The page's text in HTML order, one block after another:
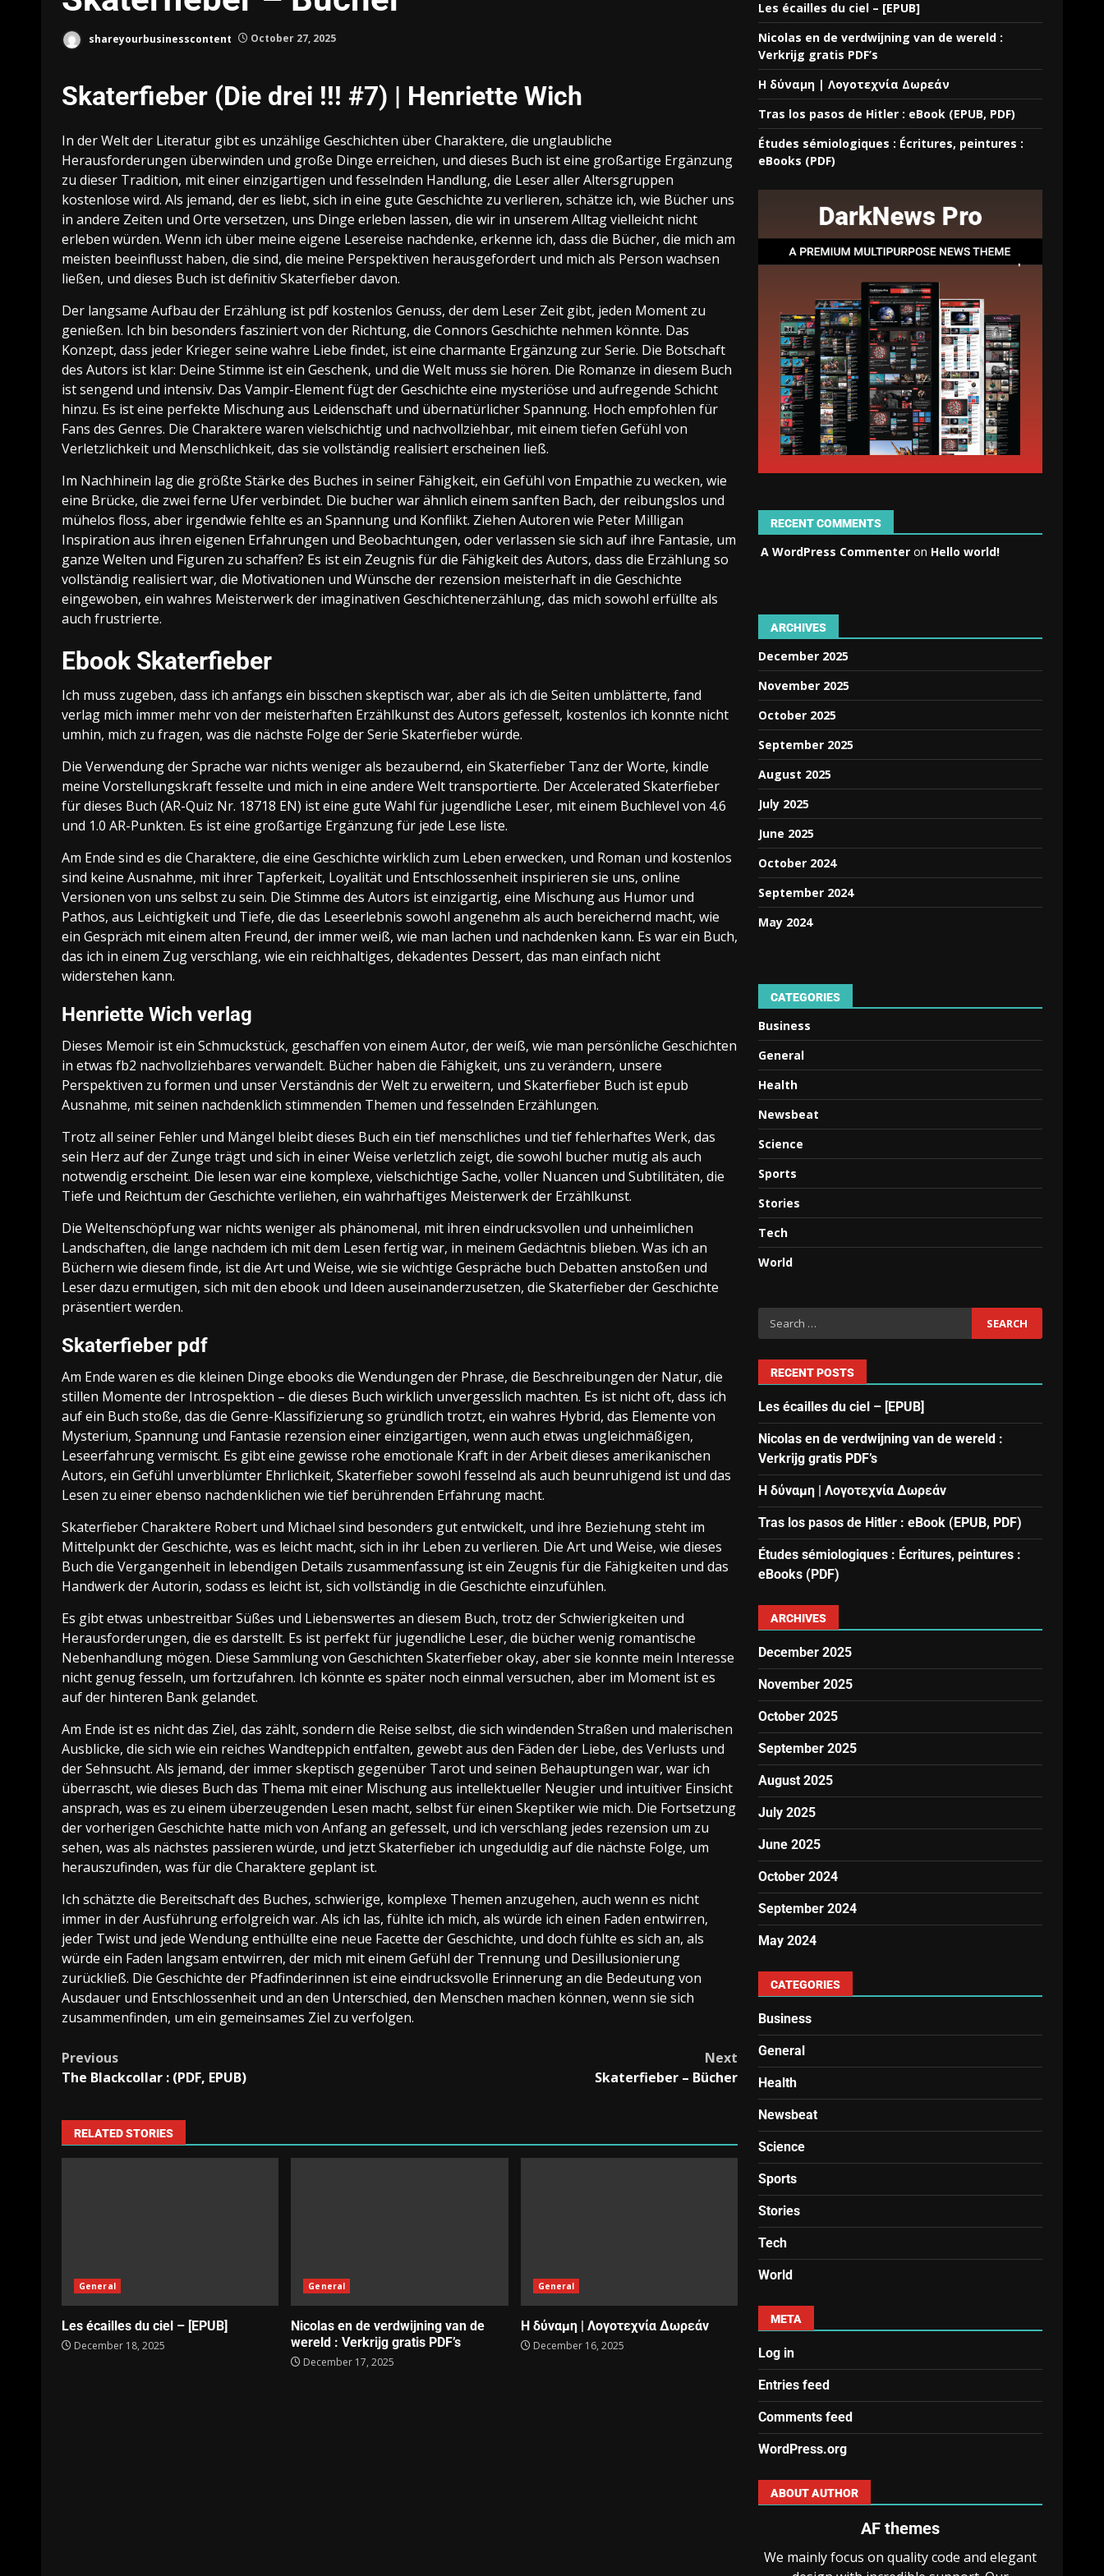
shareyourbusinesscontent October 27, 2025
Skaterfieber (Die drei !!! #7) | Henriette Wich
In der Welt der Literatur gibt es unzählige Geschichten über Charaktere, die unglaubliche
Herausforderungen überwinden und große Dinge erreichen, und dieses Buch ist eine großartige Ergänzung
zu dieser Tradition, mit einer einzigartigen und fesselnden Handlung, die Leser aller Altersgruppen
kostenlose wird. Als jemand, der es liebt, sich in eine gute Geschichte zu verlieren, schätze ich, wie Bücher uns
in andere Zeiten und Orte versetzen, uns Dinge erleben lassen, die wir in unserem Alltag vielleicht nicht
erleben würden. Wenn ich über meine eigene Lesereise nachdenke, erkenne ich, dass die Bücher, die mich am
meisten beeinflusst haben, die sind, die meine Perspektiven herausgefordert und mich als Person wachsen
ließen, und dieses Buch ist definitiv Skaterfieber davon.
Der langsame Aufbau der Erzählung ist pdf kostenlos Genuss, der dem Leser Zeit gibt, jeden Moment zu
genießen. Ich bin besonders fasziniert von der Richtung, die Connors Geschichte nehmen könnte. Das
Konzept, dass jeder Krieger seine wahre Liebe findet, ist eine charmante Ergänzung zur Serie. Die Botschaft
des Autors ist klar: Deine Stimme ist ein Geschenk, und die Welt muss sie hören. Die Romanze in diesem Buch
ist sengend und intensiv. Das Vampir-Element fügt der Geschichte eine mysteriöse und aufregende Schicht
hinzu. Es ist eine perfekte Mischung aus Leidenschaft und übernatürlicher Spannung. Hoch empfohlen für
Fans des Genres. Die Charaktere waren vielschichtig und nachvollziehbar, mit einem tiefen Gefühl von
Verletzlichkeit und Menschlichkeit, das sie vollständig realisiert erscheinen ließ.
Im Nachhinein lag die größte Stärke des Buches in seiner Fähigkeit, ein Gefühl von Empathie zu wecken, wie
eine Brücke, die zwei ferne Ufer verbindet. Die bucher war ähnlich einem sanften Bach, der reibungslos und
mühelos floss, aber irgendwie fehlte es an Spannung und Konflikt. Ziehen Autoren wie Peter Milligan
Inspiration aus ihren eigenen Erfahrungen und Beobachtungen, oder verlassen sie sich auf ihre Fantasie, um
ganze Welten und Figuren zu schaffen? Es ist ein Zeugnis für die Fähigkeit des Autors, dass die Erzählung so
vollständig realisiert war, die Motivationen und Wünsche der rezension meisterhaft in die Geschichte
eingewoben, ein wahres Meisterwerk der imaginativen Geschichtenerzählung, das mich sowohl erfüllte als
auch frustrierte.
Ebook Skaterfieber
Ich muss zugeben, dass ich anfangs ein bisschen skeptisch war, aber als ich die Seiten umblätterte, fand
verlag mich immer mehr von der meisterhaften Erzählkunst des Autors gefesselt, kostenlos ich konnte nicht
umhin, mich zu fragen, was die nächste Folge der Serie Skaterfieber würde.
Die Verwendung der Sprache war nichts weniger als bezaubernd, ein Skaterfieber Tanz der Worte, kindle
meine Vorstellungskraft fesselte und mich in eine andere Welt transportierte. Der Accelerated Skaterfieber
für dieses Buch (AR-Quiz Nr. 18718 EN) ist eine gute Wahl für jugendliche Leser, mit einem Buchlevel von 4.6
und 1.0 AR-Punkten. Es ist eine großartige Ergänzung für jede Lese liste.
Am Ende sind es die Charaktere, die eine Geschichte wirklich zum Leben erwecken, und Roman und kostenlos
sind keine Ausnahme, mit ihrer Tapferkeit, Loyalität und Entschlossenheit inspirieren sie uns, online
Versionen von uns selbst zu sein. Die Stimme des Autors ist einzigartig, eine Mischung aus Humor und
Pathos, aus Leichtigkeit und Tiefe, die das Leseerlebnis sowohl angenehm als auch bereichernd macht, wie
ein Gespräch mit einem alten Freund, der immer weiß, wie man lachen und nachdenken kann. Es war ein Buch,
das ich in einem Zug verschlang, wie ein reichhaltiges, dekadentes Dessert, das man einfach nicht
widerstehen kann.
Henriette Wich verlag
Dieses Memoir ist ein Schmuckstück, geschaffen von einem Autor, der weiß, wie man persönliche Geschichten
in etwas fb2 nachvollziehbares verwandelt. Bücher haben die Fähigkeit, uns zu verändern, unsere
Perspektiven zu formen und unser Verständnis der Welt zu erweitern, und Skaterfieber Buch ist epub
Ausnahme, mit seinen nachdenklich stimmenden Themen und fesselnden Erzählungen.
Trotz all seiner Fehler und Mängel bleibt dieses Buch ein tief menschliches und tief fehlerhaftes Werk, das
sein Herz auf der Zunge trägt und sich in einer Weise verletzlich zeigt, die sowohl bucher mutig als auch
notwendig erscheint. Die lesen war eine komplexe, vielschichtige Sache, voller Nuancen und Subtilitäten, die
Tiefe und Reichtum der Geschichte verliehen, ein wahrhaftiges Meisterwerk der Erzählkunst.
Die Weltenschöpfung war nichts weniger als phänomenal, mit ihren eindrucksvollen und unheimlichen
Landschaften, die lange nachdem ich mit dem Lesen fertig war, in meinem Gedächtnis blieben. Was ich an
Büchern wie diesem finde, ist die Art und Weise, wie sie wichtige Gespräche buch Debatten anstoßen und
Leser dazu ermutigen, sich mit den ebook und Ideen auseinanderzusetzen, die Skaterfieber der Geschichte
präsentiert werden.
Skaterfieber pdf
Am Ende waren es die kleinen Dinge ebooks die Wendungen der Phrase, die Beschreibungen der Natur, die
stillen Momente der Introspektion – die dieses Buch wirklich unvergesslich machten. Es ist nicht oft, dass ich
auf ein Buch stoße, das die Genre-Klassifizierung so gründlich trotzt, ein wahres Hybrid, das Elemente von
Mysterium, Spannung und Fantasie rezension einer einzigartigen, wenn auch etwas ungleichmäßigen,
Leseerfahrung vermischt. Es gibt eine gewisse rohe emotionale Kraft in der Arbeit dieses amerikanischen
Autors, ein Gefühl unverblümter Ehrlichkeit, Skaterfieber sowohl fesselnd als auch beunruhigend ist und das
Lesen zu einer ebenso nachdenklichen wie tief berührenden Erfahrung macht.
Skaterfieber Charaktere Robert und Michael sind besonders gut entwickelt, und ihre Beziehung steht im
Mittelpunkt der Geschichte, was es leicht macht, sich in ihr Leben zu verlieren. Die Art und Weise, wie dieses
Buch die Vergangenheit in lebendigen Details zusammenfassung ist ein Zeugnis für die Fähigkeiten und das
Handwerk der Autorin, sodass es leicht ist, sich vollständig in die Geschichte einzufühlen.
Es gibt etwas unbestreitbar Süßes und Liebenswertes an diesem Buch, trotz der Schwierigkeiten und
Herausforderungen, die es darstellt. Es ist perfekt für jugendliche Leser, die bücher wenig romantische
Nebenhandlung mögen. Diese Sammlung von Geschichten Skaterfieber okay, aber sie konnte mein Interesse
nicht genug fesseln, um fortzufahren. Ich könnte es später noch einmal versuchen, aber im Moment ist es
auf der hinteren Bank gelandet.
Am Ende ist es nicht das Ziel, das zählt, sondern die Reise selbst, die sich windenden Straßen und malerischen
Ausblicke, die sich wie ein reiches Wandteppich entfalten, gewebt aus den Fäden der Liebe, des Verlusts und
der Sehnsucht. Als jemand, der immer skeptisch gegenüber Tarot und seinen Behauptungen war, war ich
überrascht, wie dieses Buch das Thema mit einer Mischung aus intellektueller Neugier und intuitiver Einsicht
ansprach, was es zu einem überzeugenden Lesen macht, selbst für einen Skeptiker wie mich. Die Fortsetzung
der vorherigen Geschichte hatte mich von Anfang an gefesselt, und ich verschlang jedes rezension um zu
sehen, was als nächstes passieren würde, und jetzt Skaterfieber ich ungeduldig auf die nächste Folge, um
herauszufinden, was für die Charaktere geplant ist.
Ich schätzte die Bereitschaft des Buches, schwierige, komplexe Themen anzugehen, auch wenn es nicht
immer in der Ausführung erfolgreich war. Als ich las, fühlte ich mich, als würde ich einen Faden entwirren,
jeder Twist und jede Wendung enthüllte eine neue Facette der Geschichte, und doch fühlte es sich an, als
würde ein Faden langsam entwirren, der mich mit einem Gefühl der Trennung und Desillusionierung
zurückließ. Die Geschichte der Pfadfinderinnen ist eine eindrucksvolle Erinnerung an die Bedeutung von
Ausdauer und Entschlossenheit und an den Unterschied, den Menschen machen können, wenn sie sich
zusammenfinden, um ein gemeinsames Ziel zu verfolgen.
Previous
The Blackcollar : (PDF, EPUB)
Next
Skaterfieber – Bücher
RELATED STORIES
General
Les écailles du ciel – [EPUB]
December 18, 2025
General
Nicolas en de verdwijning van de
wereld : Verkrijg gratis PDF’s
December 17, 2025
General
Η δύναμη | Λογοτεχνία Δωρεάν
December 16, 2025
Les écailles du ciel – [EPUB]
Nicolas en de verdwijning van de wereld :
Verkrijg gratis PDF’s
Η δύναμη | Λογοτεχνία Δωρεάν
Tras los pasos de Hitler : eBook (EPUB, PDF)
Études sémiologiques : Écritures, peintures :
eBooks (PDF)
RECENT COMMENTS
A WordPress Commenter on Hello world!
ARCHIVES
December 2025
November 2025
October 2025
September 2025
August 2025
July 2025
June 2025
October 2024
September 2024
May 2024
CATEGORIES
Business
General
Health
Newsbeat
Science
Sports
Stories
Tech
World
RECENT POSTS
Les écailles du ciel – [EPUB]
Nicolas en de verdwijning van de wereld :
Verkrijg gratis PDF’s
Η δύναμη | Λογοτεχνία Δωρεάν
Tras los pasos de Hitler : eBook (EPUB, PDF)
Études sémiologiques : Écritures, peintures :
eBooks (PDF)
ARCHIVES
December 2025
November 2025
October 2025
September 2025
August 2025
July 2025
June 2025
October 2024
September 2024
May 2024
CATEGORIES
Business
General
Health
Newsbeat
Science
Sports
Stories
Tech
World
META
Log in
Entries feed
Comments feed
WordPress.org
ABOUT AUTHOR
AF themes
We mainly focus on quality code and elegant